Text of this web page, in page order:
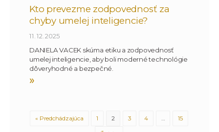
Kto prevezme zodpovednosť za
chyby umelej inteligencie?
11. 12. 2025
DANIELA VACEK skúma etiku a zodpovednosť
umelej inteligencie, aby boli moderné technológie
dôveryhodné a bezpečné.
»
« Predchádzajúca 1 2 3 4 15